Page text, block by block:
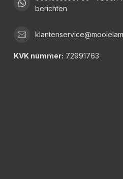
berichten
KVK nummer: 72991763